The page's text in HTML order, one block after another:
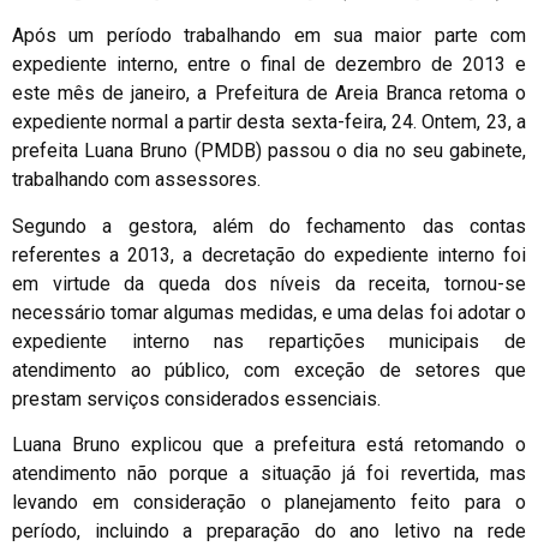
Após um período trabalhando em sua maior parte com
expediente interno, entre o final de dezembro de 2013 e
este mês de janeiro, a Prefeitura de Areia Branca retoma o
expediente normal a partir desta sexta-feira, 24. Ontem, 23, a
prefeita Luana Bruno (PMDB) passou o dia no seu gabinete,
trabalhando com assessores.
Segundo a gestora, além do fechamento das contas
referentes a 2013, a decretação do expediente interno foi
em virtude da queda dos níveis da receita, tornou-se
necessário tomar algumas medidas, e uma delas foi adotar o
expediente interno nas repartições municipais de
atendimento ao público, com exceção de setores que
prestam serviços considerados essenciais.
Luana Bruno explicou que a prefeitura está retomando o
atendimento não porque a situação já foi revertida, mas
levando em consideração o planejamento feito para o
período, incluindo a preparação do ano letivo na rede